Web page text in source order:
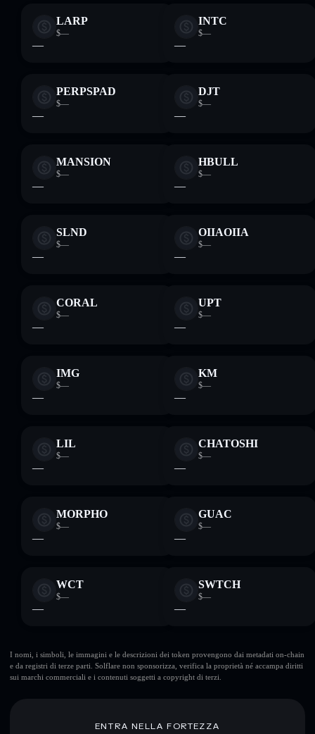
LARP
$—
—
INTC
$—
—
PERPSPAD
$—
—
DJT
$—
—
MANSION
$—
—
HBULL
$—
—
SLND
$—
—
OIIAOIIA
$—
—
CORAL
$—
—
UPT
$—
—
IMG
$—
—
KM
$—
—
LIL
$—
—
CHATOSHI
$—
—
MORPHO
$—
—
GUAC
$—
—
WCT
$—
—
SWTCH
$—
—
I nomi, i simboli, le immagini e le descrizioni dei token provengono dai metadati on-chain
e da registri di terze parti. Solflare non sponsorizza, verifica la proprietà né accampa diritti
sui marchi commerciali e i contenuti soggetti a copyright di terzi.
ENTRA NELLA FORTEZZA